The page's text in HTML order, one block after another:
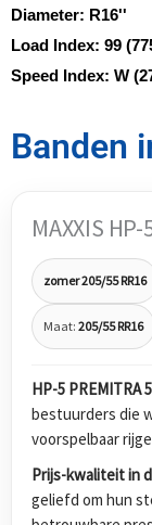
Diameter: R16''
Load Index: 99
Speed Index: W
Banden
MAXXIS
zomer 205/55 RR16
Maat: 205/55 RR16
HP-5 PREMITRA 5
bestuurders die
voorspelbaar
Prijs-kwaliteit in
geliefd om hun